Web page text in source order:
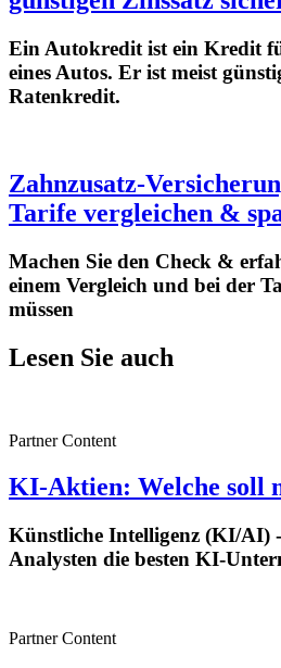
Ein Autokredit ist ein Kredit
eines Autos. Er ist meist
Ratenkredit.
Zahnzusatz-
Tarife vergleichen &
Machen Sie den Check &
einem Vergleich und bei der
müssen
Lesen Sie auch
Partner Content
KI-Aktien: Welche soll
Künstliche Intelligenz (KI/AI)
Analysten die besten KI-
Partner Content